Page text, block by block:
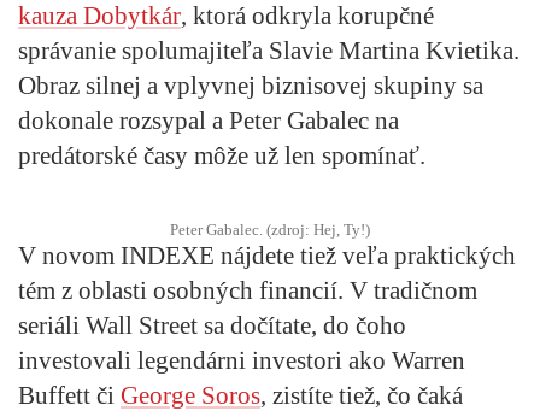
kauza Dobytkár, ktorá odkryla korupčné
správanie spolumajiteľa Slavie Martina Kvietika.
Obraz silnej a vplyvnej biznisovej skupiny sa
dokonale rozsypal a Peter Gabalec na
predátorské časy môže už len spomínať.
Peter Gabalec. (zdroj: Hej, Ty!)
V novom INDEXE nájdete tiež veľa praktických
tém z oblasti osobných financií. V tradičnom
seriáli Wall Street sa dočítate, do čoho
investovali legendárni investori ako Warren
Buffett či George Soros, zistíte tiež, čo čaká